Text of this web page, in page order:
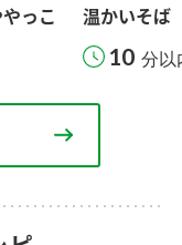
っこ 温かいそば
10 分以